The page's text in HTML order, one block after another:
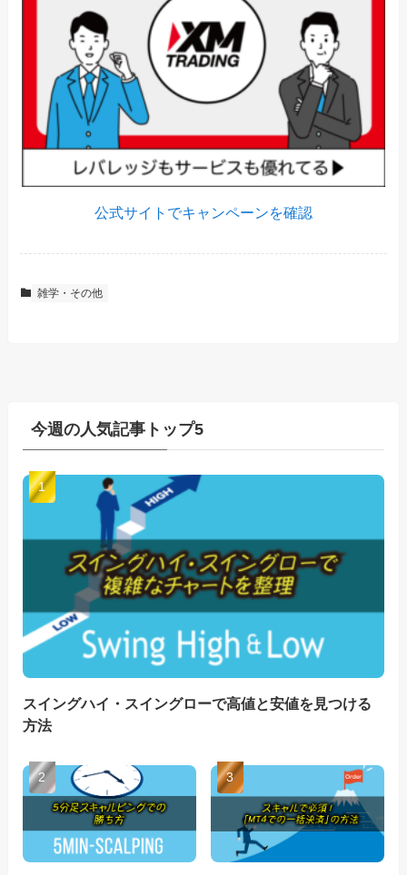
公式サイトでキャンペーンを確認
雑学・その他
今週の人気記事トップ5
スイングハイ・スイングローで高値と安値を見つける
方法